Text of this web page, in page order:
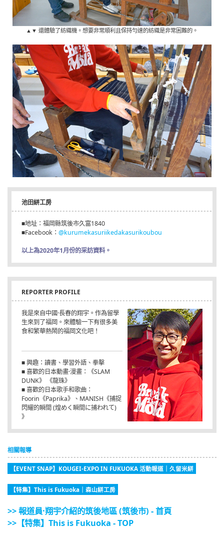
▲▼ 還體驗了紡織機。想要非常順利且保持勻速的紡織是非常困難的。
池田絣工房
■地址：福岡縣筑後市久富1840
■Facebook： @kurumekasuriikedakasurikoubou
以上為2020年1月份的采訪資料。
REPORTER PROFILE
我是來自中國·長春的翔宇。作為留學
生來到了福岡。來體驗一下有很多美
食和繁華熱鬧的福岡文化吧！
■ 興趣：讀書、學習外語、拳擊
■ 喜歡的日本動畫·漫畫：《SLAM
DUNK》 《龍珠》
■ 喜歡的日本歌手和歌曲：
Foorin《Paprika》、MANISH《捕捉
閃耀的瞬間 (煌めく瞬間に捕われて)
》
相關報導
【EVENT SNAP】KOUGEI-EXPO IN FUKUOKA 活動報道｜久留米絣
【特集】This is Fukuoka｜森山絣工房
>> 報道員·翔宇介紹的筑後地區 (筑後市) - 首頁
>>【特集】This is Fukuoka - TOP